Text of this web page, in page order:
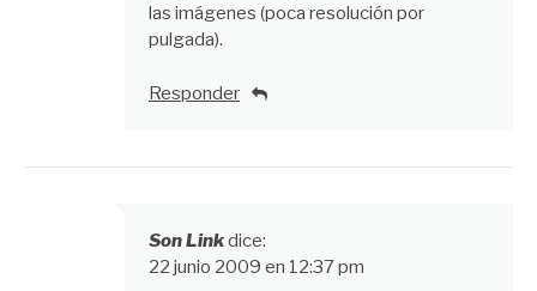
las imágenes (poca resolución por
pulgada).
Responder
Son Linkdice:
22 junio 2009 en 12:37 pm